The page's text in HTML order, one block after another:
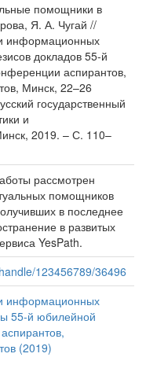
помощники в
Я. А. Чугай //
информационных
докладов 55-й
аспирантов,
Минск, 22–26
государственный
и
2019. – С. 110–
рассмотрен
помощников
в последнее
в развитых
YesPath.
123456789/36496
информационных
55-й юбилейной
(2019)